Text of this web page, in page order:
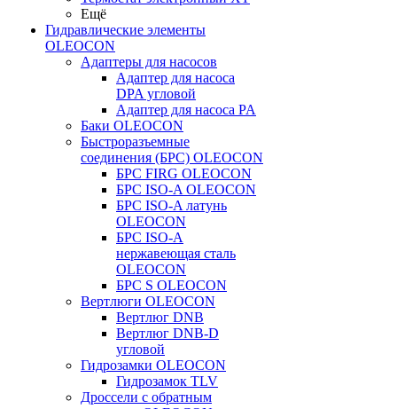
Ещё
Гидравлические элементы
OLEOCON
Адаптеры для насосов
Адаптер для насоса
DPA угловой
Адаптер для насоса PA
Баки OLEOCON
Быстроразъемные
соединения (БРС) OLEOCON
БРС FIRG OLEOCON
БРС ISO-A OLEOCON
БРС ISO-A латунь
OLEOCON
БРС ISO-A
нержавеющая сталь
OLEOCON
БРС S OLEOCON
Вертлюги OLEOCON
Вертлюг DNB
Вертлюг DNB-D
угловой
Гидрозамки OLEOCON
Гидрозамок TLV
Дроссели с обратным